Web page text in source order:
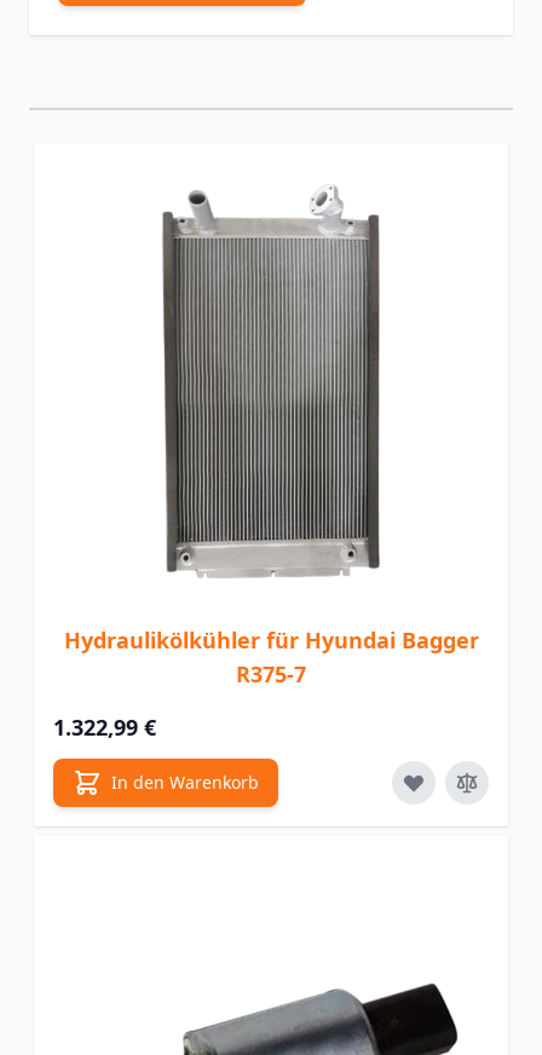
Hydraulikölkühler für Hyundai Bagger
R375-7
1.322,99 €
In den Warenkorb